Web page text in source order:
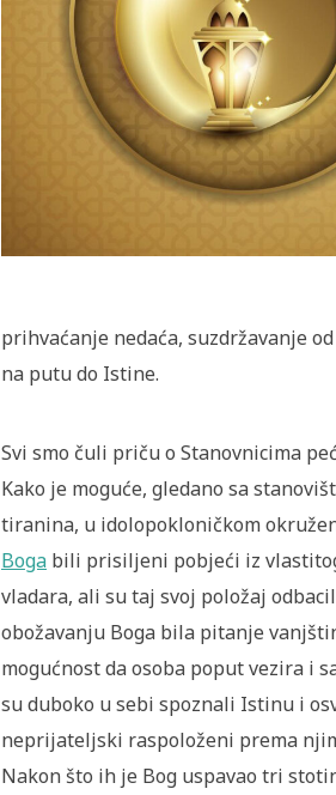
prihvaćanje nedaća, suzdržavanje
na putu do Istine.
Svi smo čuli priču o Stanovnicima
Kako je moguće, gledano sa
tiranina, u idolopokloničkom
Boga bili prisiljeni pobjeći iz
vladara, ali su taj svoj položaj
obožavanju Boga bila pitanje
mogućnost da osoba poput vezira i
su duboko u sebi spoznali Istinu i
neprijateljski raspoloženi prema
Nakon što ih je Bog uspavao tri